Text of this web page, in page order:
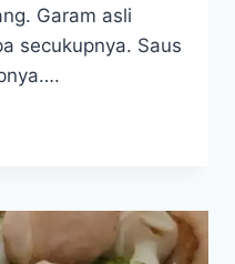
Garam asli
secukupnya. Saus